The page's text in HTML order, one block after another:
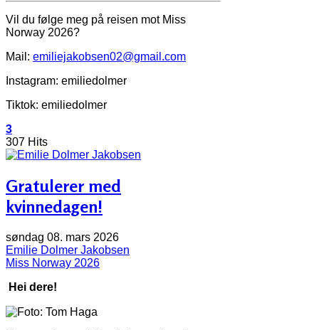
Vil du følge meg på reisen mot Miss
Norway 2026?
Mail: emiliejakobsen02@gmail.com
Instagram: emiliedolmer
Tiktok: emiliedolmer
3
307 Hits
Gratulerer med
kvinnedagen!
søndag 08. mars 2026
Emilie Dolmer Jakobsen
Miss Norway 2026
Hei dere!